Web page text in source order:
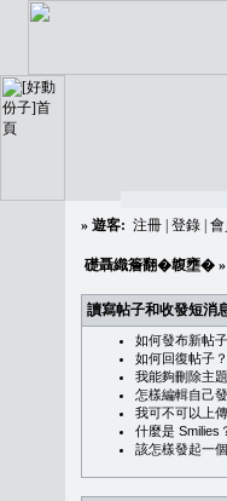
» 遊客: 注冊 登錄 會
礎聶織簷翻�䪖壅� »
讀寫帖子和收發短消
如何發布新帖
如何回復帖子？
我能夠刪除主
怎樣編輯自己
我可不可以上
什麼是 Smilies
該怎樣發起一